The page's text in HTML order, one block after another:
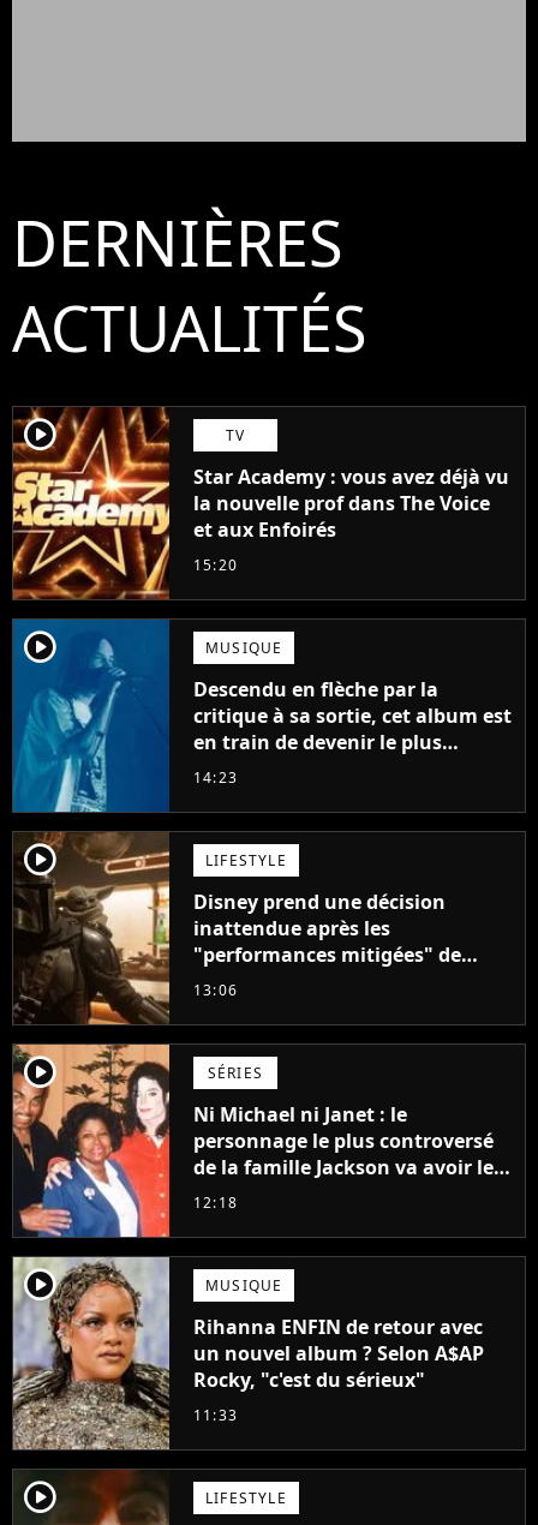
DERNIÈRES
ACTUALITÉS
player2 TV
Star Academy : vous avez déjà vu
la nouvelle prof dans The Voice
et aux Enfoirés
15:20
player2 MUSIQUE
Descendu en flèche par la
critique à sa sortie, cet album est
en train de devenir le plus
populaire de son auteur
14:23
player2 LIFESTYLE
Disney prend une décision
inattendue après les
"performances mitigées" de
Vaiana et The Mandalorian &
13:06
player2 SÉRIES
Ni Michael ni Janet : le
personnage le plus controversé
de la famille Jackson va avoir le
droit à sa propre série
12:18
player2 MUSIQUE
Rihanna ENFIN de retour avec
un nouvel album ? Selon A$AP
Rocky, "c'est du sérieux"
11:33
player2 LIFESTYLE